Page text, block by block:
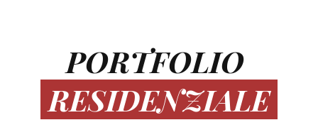
PORTFOLIO
RESIDENZIALE